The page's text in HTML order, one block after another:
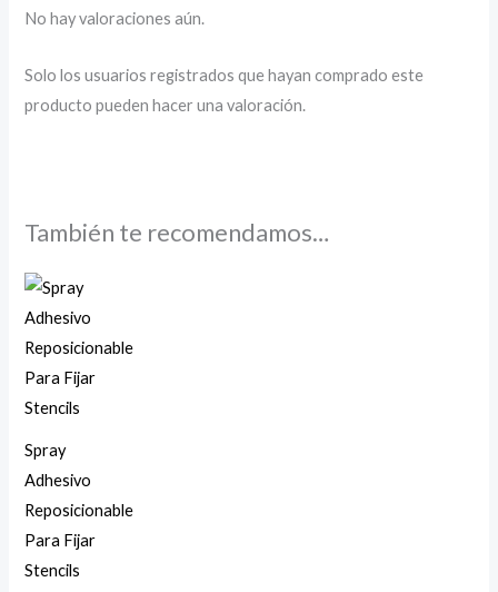
No hay valoraciones aún.
Solo los usuarios registrados que hayan comprado este
producto pueden hacer una valoración.
También te recomendamos…
Spray
Adhesivo
Reposicionable
Para Fijar
Stencils